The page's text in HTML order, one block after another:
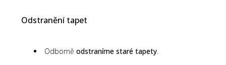
Odstranění tapet
Odborněodstraníme staré tapety.